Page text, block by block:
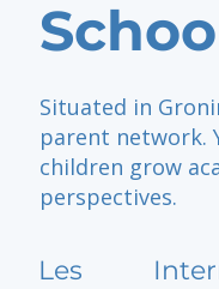
Situated in
parent network.
children grow
perspectives.
Les